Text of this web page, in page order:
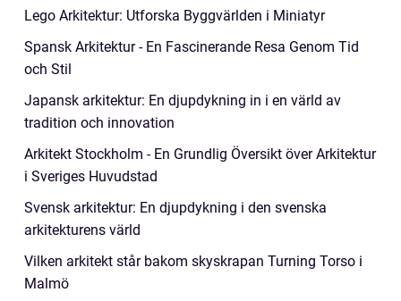
Lego Arkitektur: Utforska Byggvärlden i Miniatyr
Spansk Arkitektur - En Fascinerande Resa Genom Tid
och Stil
Japansk arkitektur: En djupdykning in i en värld av
tradition och innovation
Arkitekt Stockholm - En Grundlig Översikt över Arkitektur
i Sveriges Huvudstad
Svensk arkitektur: En djupdykning i den svenska
arkitekturens värld
Vilken arkitekt står bakom skyskrapan Turning Torso i
Malmö